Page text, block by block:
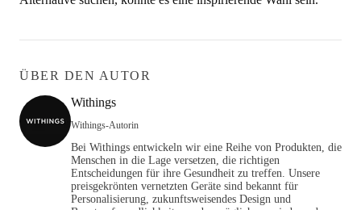
ÜBER DEN AUTOR
Withings
Withings-Autorin
Bei Withings entwickeln wir eine Reihe von Produkten, die
Menschen in die Lage versetzen, die richtigen
Entscheidungen für ihre Gesundheit zu treffen. Unsere
preisgekrönten vernetzten Geräte sind bekannt für
Personalisierung, zukunftsweisendes Design und